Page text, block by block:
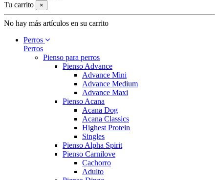
Tu carrito
×
No hay más artículos en su carrito
Perros
Perros
Pienso para perros
Pienso Advance
Advance Mini
Advance Medium
Advance Maxi
Pienso Acana
Acana Dog
Acana Classics
Highest Protein
Singles
Pienso Alpha Spirit
Pienso Carnilove
Cachorro
Adulto